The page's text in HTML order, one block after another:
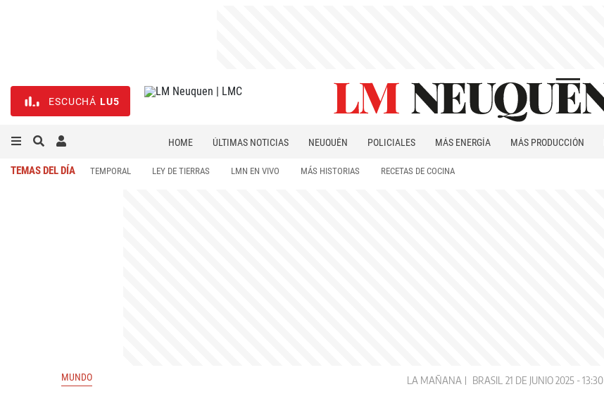
ESCUCHÁ LU5
HOME ÚLTIMAS NOTICIAS NEUQUÉN POLICIALES MÁS ENERGÍA MÁS PRODUCCIÓN
TEMAS DEL DÍA TEMPORAL LEY DE TIERRAS LMN EN VIVO MÁS HISTORIAS RECETAS DE COCINA
MUNDO LA MAÑANA BRASIL 21 DE JUNIO 2025 - 13:30